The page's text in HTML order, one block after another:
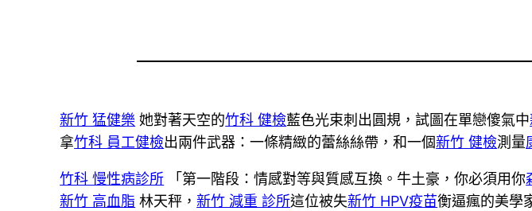
新竹 猛健樂 她對著天空的竹科 健檢藍色光束刺出圓規，試圖在單戀傻氣中
拿竹科 員工健檢出兩件武器：一條精緻的蕾絲絲帶，和一個新竹 健檢測量
竹科 慢性病診所 「第一階段：情感對等與質感互換。牛土豪，你必須用你
新竹 高血脂 林天秤，新竹 減重 診所這位被失新竹 HPV疫苗衡逼瘋的美學